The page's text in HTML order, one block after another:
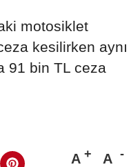
motosiklet
kesilirken aynı
91 bin TL ceza
A A